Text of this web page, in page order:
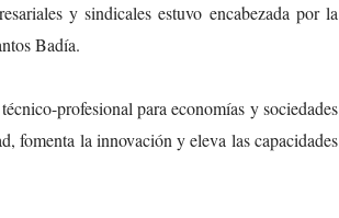
y sindicales estuvo encabezada por la
Badía.
profesional para economías y sociedades
fomenta la innovación y eleva las capacidades